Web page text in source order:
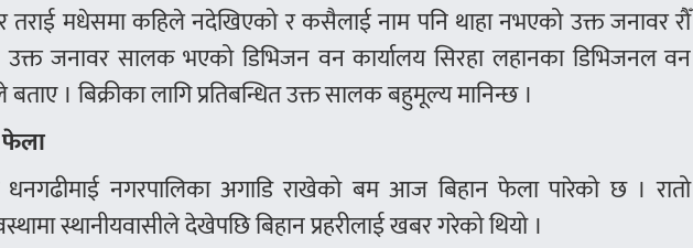
र तराई मधेसमा कहिले नदेखिएको र कसैलाई नाम पनि थाहा नभएको उक्त जनावर रौँ
उक्त जनावर सालक भएको डिभिजन वन कार्यालय सिरहा लहानका डिभिजनल वन
। बिक्रीका लागि प्रतिबन्धित उक्त सालक बहुमूल्य मानिन्छ ।
फेला
नगरपालिका अगाडि राखेको बम आज बिहान फेला पारेको छ । रातो
स्थानीयवासीले देखेपछि बिहान प्रहरीलाई खबर गरेको थियो ।